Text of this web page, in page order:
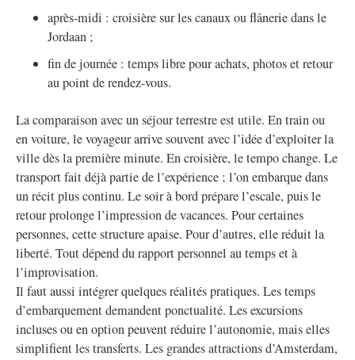
après-midi : croisière sur les canaux ou flânerie dans le
Jordaan ;
fin de journée : temps libre pour achats, photos et retour
au point de rendez-vous.
La comparaison avec un séjour terrestre est utile. En train ou
en voiture, le voyageur arrive souvent avec l’idée d’exploiter la
ville dès la première minute. En croisière, le tempo change. Le
transport fait déjà partie de l’expérience ; l’on embarque dans
un récit plus continu. Le soir à bord prépare l’escale, puis le
retour prolonge l’impression de vacances. Pour certaines
personnes, cette structure apaise. Pour d’autres, elle réduit la
liberté. Tout dépend du rapport personnel au temps et à
l’improvisation.
Il faut aussi intégrer quelques réalités pratiques. Les temps
d’embarquement demandent ponctualité. Les excursions
incluses ou en option peuvent réduire l’autonomie, mais elles
simplifient les transferts. Les grandes attractions d’Amsterdam,